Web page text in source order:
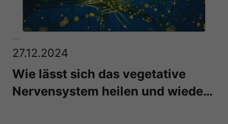
27.12.2024
Wie lässt sich das vegetative
Nervensystem heilen und wieder